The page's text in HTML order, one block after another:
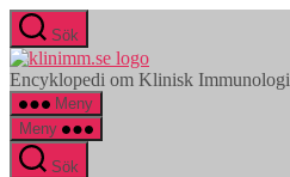
Hoppa
till
innehåll
Sök
klinimm.se
Encyklopedi om Klinisk Immunologi
Meny
Meny
Sök